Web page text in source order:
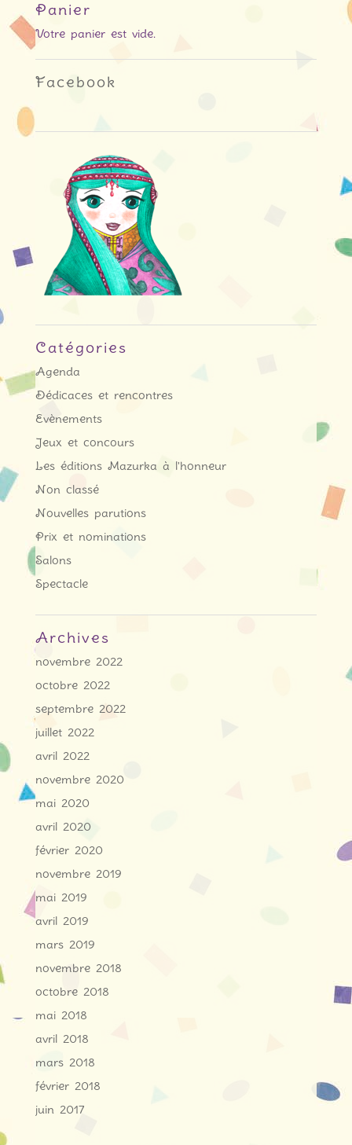
Panier
Votre panier est vide.
Facebook
Catégories
Agenda
Dédicaces et rencontres
Evènements
Jeux et concours
Les éditions Mazurka à l'honneur
Non classé
Nouvelles parutions
Prix et nominations
Salons
Spectacle
Archives
novembre 2022
octobre 2022
septembre 2022
juillet 2022
avril 2022
novembre 2020
mai 2020
avril 2020
février 2020
novembre 2019
mai 2019
avril 2019
mars 2019
novembre 2018
octobre 2018
mai 2018
avril 2018
mars 2018
février 2018
juin 2017